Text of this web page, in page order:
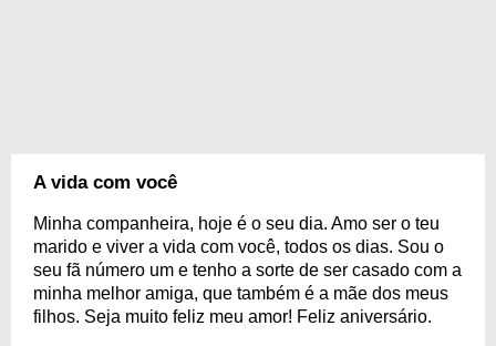
A vida com você
Minha companheira, hoje é o seu dia. Amo ser o teu
marido e viver a vida com você, todos os dias. Sou o
seu fã número um e tenho a sorte de ser casado com a
minha melhor amiga, que também é a mãe dos meus
filhos. Seja muito feliz meu amor! Feliz aniversário.